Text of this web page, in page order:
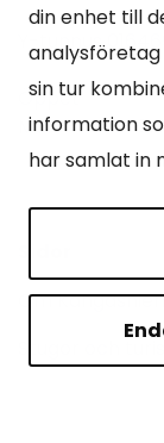
din enhet till
analysföretag
sin tur
information
har samlat in
Y-tunnus
Öppet
Mån -fre 9-15.
Om